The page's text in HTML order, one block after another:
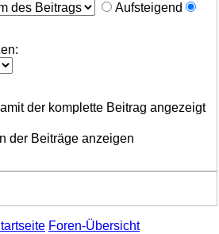
Aufsteigend
der komplette Beitrag angezeigt
der Beiträge anzeigen
Foren-Übersicht